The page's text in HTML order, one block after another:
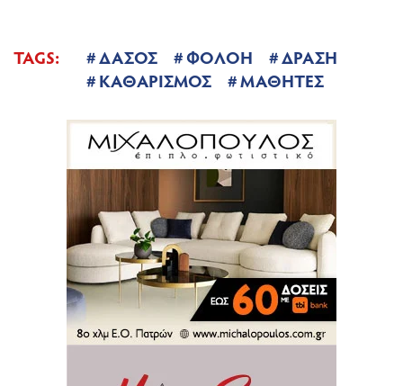
TAGS: ΔΑΣΟΣ ΦΟΛΟΗ
ΔΡΑΣΗ
ΚΑΘΑΡΙΣΜΟΣ
ΜΑΘΗΤΕΣ